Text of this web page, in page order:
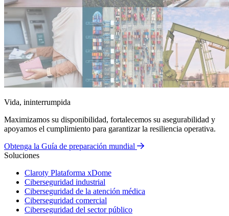
Vida, ininterrumpida
Maximizamos su disponibilidad, fortalecemos su asegurabilidad y
apoyamos el cumplimiento para garantizar la resiliencia operativa.
Obtenga la Guía de preparación mundial
Soluciones
Claroty Plataforma xDome
Ciberseguridad industrial
Ciberseguridad de la atención médica
Ciberseguridad comercial
Ciberseguridad del sector público